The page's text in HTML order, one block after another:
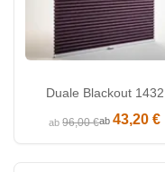
Duale Blackout 1432
ab96,00 €ab43,20 €